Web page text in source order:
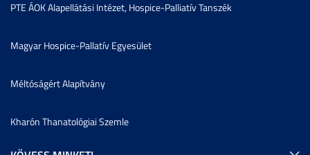
PTE ÁOK Alapellátási Intézet, Hospice-Palliatív Tanszék
Magyar Hospice-Pallatív Egyesület
Méltóságért Alapítvány
Kharón Thanatológiai Szemle